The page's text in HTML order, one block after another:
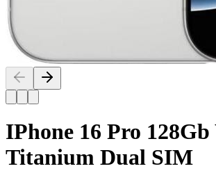
IPhone 16 Pro
Titanium Dual SIM